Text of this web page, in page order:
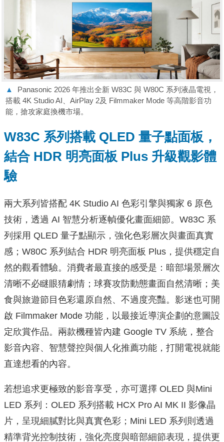
▲
Panasonic 2026 年推出全新 W83C 與 W80C 系列液晶電視，
搭載 4K Studio AI、AirPlay 2及 Filmmaker Mode 等高階影音功
能，搶攻家庭換機市場。
W83C 系列搭載 QLED 量子點面板，
結合 HDR 明亮面板 Plus 升級觀影體
驗
兩大系列皆搭配 4K Studio AI 色彩引擎與獨家 6 原色
技術，透過 AI 智慧分析逐幀優化畫面細節。W83C 系
列採用 QLED 量子點顯示，強化色彩層次與畫面真實
感；W80C 系列結合 HDR 明亮面板 Plus，提供穩定自
然的觀看體驗。消費者最直接的感受是：暗部場景層次
清晰不必瞇眼猜劇情；球賽攻防動態畫面自然清晰；美
食與旅遊節目色彩還原自然、不過度亮豔。影迷也可開
啟 Filmmaker Mode 功能，以最接近導演企劃的意圖設
定欣賞作品。兩款機種皆內建 Google TV 系統，整合
影音內容、智慧聲控與個人化推薦功能，打開電視就能
直達想看的內容。
若想追求更極致的影音享受，亦可選擇 OLED 與Mini
LED 系列：OLED 系列搭載 HCX Pro AI MK II 影像晶
片，呈現細膩對比與真實色彩；Mini LED 系列則透過
精準背光控制技術，強化亮度與暗部細節表現，提供更